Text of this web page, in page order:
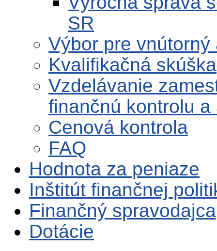
SR
Výbor pre
Kvalifikačná skúška
Vzdelávanie
finančnú kontrolu a
Cenová kontrola
FAQ
Hodnota za peniaze
Inštitút finančnej
Finančný spravodajca
Dotácie